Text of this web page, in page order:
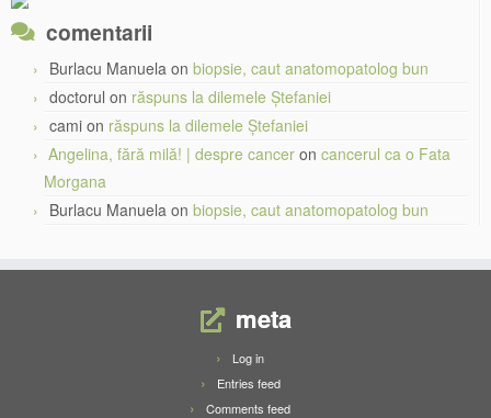
comentarii
Burlacu Manuela on biopsie, caut anatomopatolog bun
doctorul on răspuns la dilemele Ștefaniei
cami on răspuns la dilemele Ștefaniei
Angelina, fără milă! | despre cancer on cancerul ca o Fata
Morgana
Burlacu Manuela on biopsie, caut anatomopatolog bun
meta
Log in
Entries feed
Comments feed